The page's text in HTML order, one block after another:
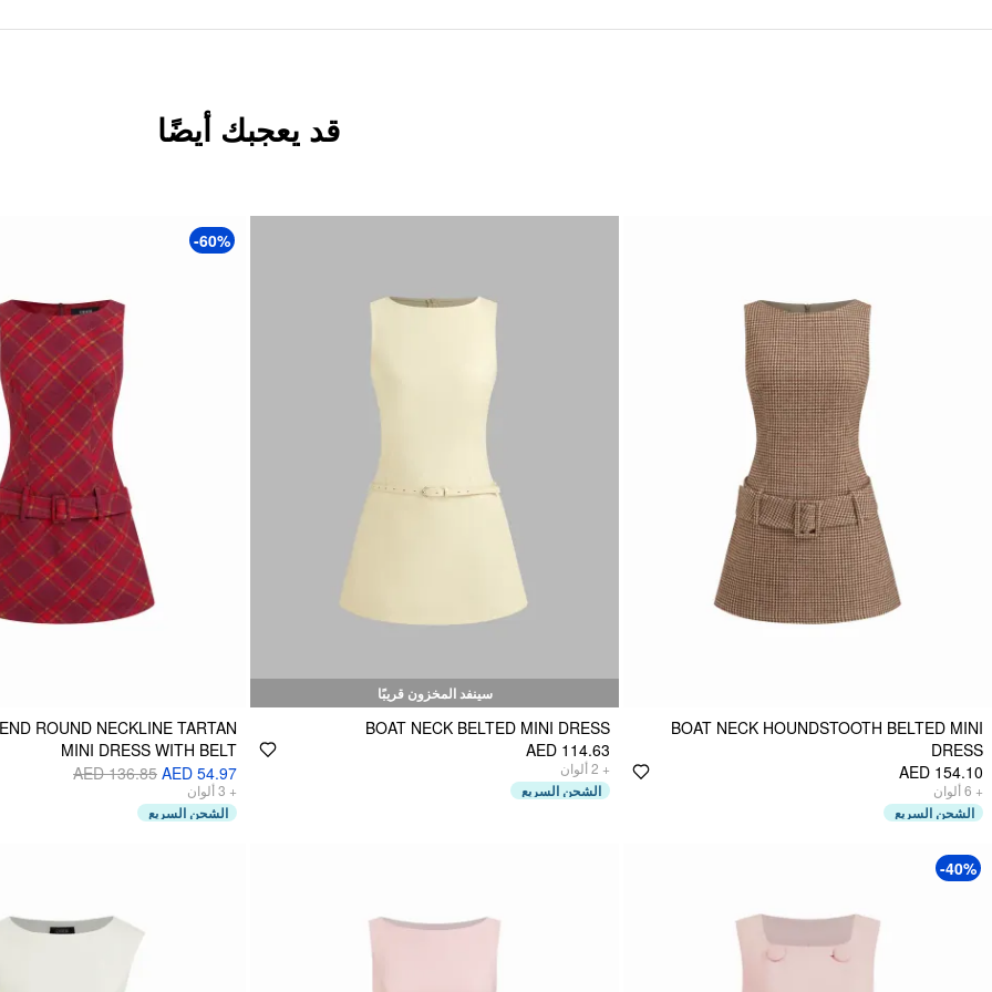
قد يعجبك أيضًا
BOAT NECK HOUNDSTOOTH BELTED MINI
DRESS
AED 154.10
+
6ألوان
الشحن السريع
سينفد المخزون قريبًا
BOAT NECK BELTED MINI DRESS
AED 114.63
+
2ألوان
الشحن السريع
-60%
ROUND NECKLINE TARTAN
MINI DRESS WITH BELT
AED 54.97
AED 136.85
+
3ألوان
الشحن السريع
-40%